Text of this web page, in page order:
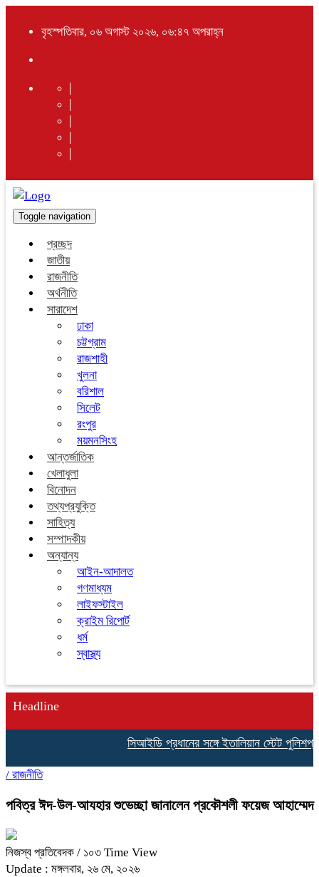
বৃহস্পতিবার, ০৬ অগাস্ট ২০২৬, ০৬:৪৭ অপরাহ্ন
Toggle navigation
প্রচ্ছদ
জাতীয়
রাজনীতি
অর্থনীতি
সারাদেশ
ঢাকা
চট্টগ্রাম
রাজশাহী
খুলনা
বরিশাল
সিলেট
রংপুর
ময়মনসিংহ
আন্তর্জাতিক
খেলাধুলা
বিনোদন
তথ্যপ্রযুক্তি
সাহিত্য
সম্পাদকীয়
অন্যান্য
আইন-আদালত
গণমাধ্যম
লাইফস্টাইল
ক্রাইম রিপোর্ট
ধর্ম
স্বাস্থ্য
Headline
সিআইডি প্রধানের সঙ্গে ইতালিয়ান স্টেট
/ রাজনীতি
পবিত্র ঈদ-উল-আযহার শুভেচ্ছা জানালেন প্রকৌশলী ফয়েজ আহাম্মেদ
নিজস্ব প্রতিবেদক / ১০৩ Time View
Update : মঙ্গলবার, ২৬ মে, ২০২৬